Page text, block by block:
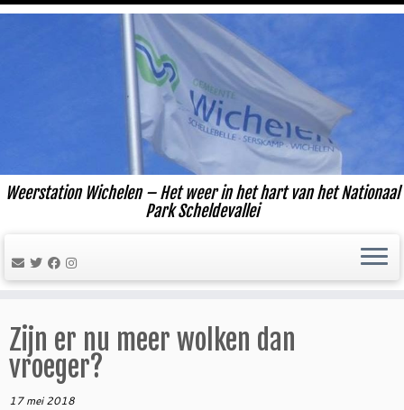
Ga
Weerstation Wichelen – Het weer in het hart van het Nationaal
Park Scheldevallei
Zijn er nu meer wolken dan
vroeger?
17 mei 2018